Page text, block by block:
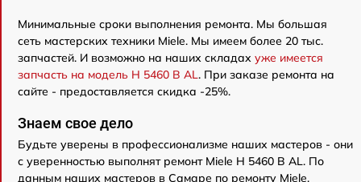
Минимальные сроки выполнения ремонта. Мы большая
сеть мастерских техники Miele. Мы имеем более 20 тыс.
запчастей. И возможно на наших складах уже имеется
запчасть на модель H 5460 B AL. При заказе ремонта на
сайте - предоставляется скидка -25%.
Знаем свое дело
Будьте уверены в профессионализме наших мастеров - они
с уверенностью выполнят ремонт Miele H 5460 B AL. По
данным наших мастеров в Самаре по ремонту Miele,